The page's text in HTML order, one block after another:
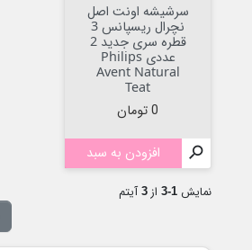
سرشیشه اونت اصل
نچرال ریسپانس 3
قطره سری جدید 2
عددی Philips
Avent Natural
Teat
قیمت
0 تومان
 افزودن به سبد
نمایش 1-3 از 3 آیتم